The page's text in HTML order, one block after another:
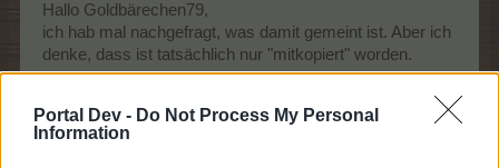
Portal Dev - Do Not Process My Personal
Information
Hallo Goldbärechen79,
ich hab mal nachgefragt, was damit gemeint ist. Aber ich
denke, dass ist tatsächlich nur "mitkopiert" worden.